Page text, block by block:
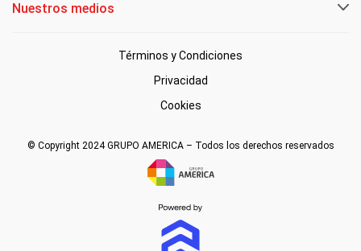
Nuestros medios
Términos y Condiciones
Privacidad
Cookies
© Copyright 2024 GRUPO AMERICA – Todos los derechos reservados